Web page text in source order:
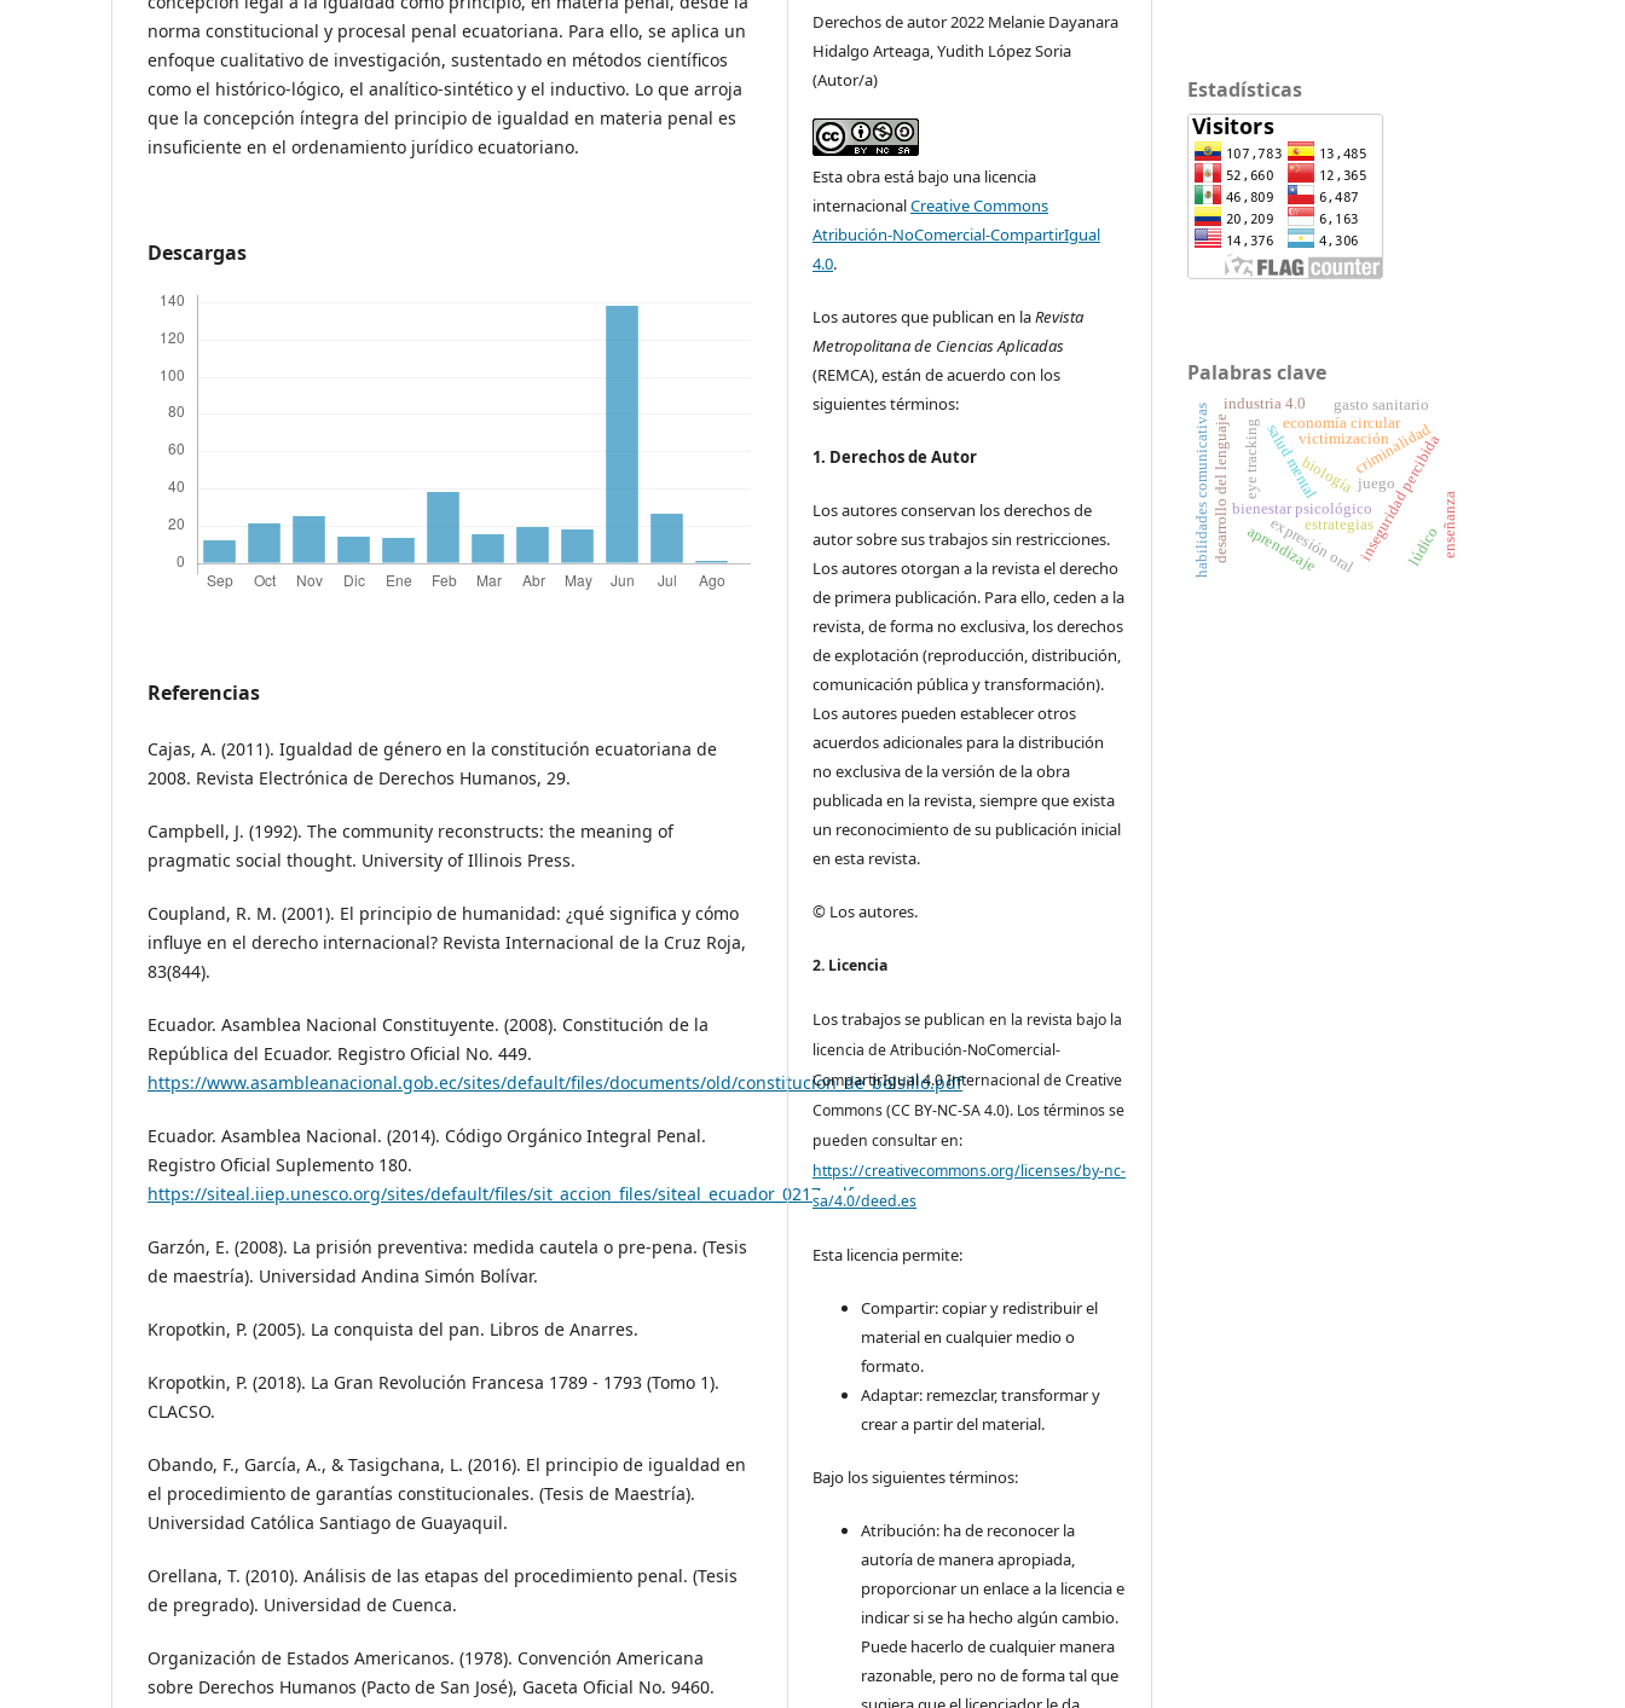
norma constitucional y procesal penal ecuatoriana. Para ello, se aplica un
enfoque cualitativo de investigación, sustentado en métodos científicos
como el histórico-lógico, el analítico-sintético y el inductivo. Lo que arroja
que la concepción íntegra del principio de igualdad en materia penal es
insuficiente en el ordenamiento jurídico ecuatoriano.
Descargas
Referencias
Cajas, A. (2011). Igualdad de género en la constitución ecuatoriana de
2008. Revista Electrónica de Derechos Humanos, 29.
Campbell, J. (1992). The community reconstructs: the meaning of
pragmatic social thought. University of Illinois Press.
Coupland, R. M. (2001). El principio de humanidad: ¿qué significa y cómo
influye en el derecho internacional? Revista Internacional de la Cruz Roja,
83(844).
Ecuador. Asamblea Nacional Constituyente. (2008). Constitución de la
República del Ecuador. Registro Oficial No. 449.
https://www.asambleanacional.gob.ec/sites/default/files/documents/old/constitucion_de_bolsillo.pdf
Ecuador. Asamblea Nacional. (2014). Código Orgánico Integral Penal.
Registro Oficial Suplemento 180.
https://siteal.iiep.unesco.org/sites/default/files/sit_accion_files/siteal_ecuador_0217.pdf
Garzón, E. (2008). La prisión preventiva: medida cautela o pre-pena. (Tesis
de maestría). Universidad Andina Simón Bolívar.
Kropotkin, P. (2005). La conquista del pan. Libros de Anarres.
Kropotkin, P. (2018). La Gran Revolución Francesa 1789 - 1793 (Tomo 1).
CLACSO.
Obando, F., García, A., & Tasigchana, L. (2016). El principio de igualdad en
el procedimiento de garantías constitucionales. (Tesis de Maestría).
Universidad Católica Santiago de Guayaquil.
Orellana, T. (2010). Análisis de las etapas del procedimiento penal. (Tesis
de pregrado). Universidad de Cuenca.
Organización de Estados Americanos. (1978). Convención Americana
sobre Derechos Humanos (Pacto de San José), Gaceta Oficial No. 9460.
Derechos de autor 2022 Melanie Dayanara
Hidalgo Arteaga, Yudith López Soria
(Autor/a)
Esta obra está bajo una licencia
internacionalCreative Commons
Atribución-NoComercial-CompartirIgual
4.0.
Los autores que publican en laRevista
Metropolitana de Ciencias Aplicadas
(REMCA), están de acuerdo con los
siguientes términos:
1. Derechos de Autor
Los autores conservan los derechos de
autor sobre sus trabajos sin restricciones.
Los autores otorgan a la revista el derecho
de primera publicación. Para ello, ceden a la
revista, de forma no exclusiva, los derechos
de explotación (reproducción, distribución,
comunicación pública y transformación).
Los autores pueden establecer otros
acuerdos adicionales para la distribución
no exclusiva de la versión de la obra
publicada en la revista, siempre que exista
un reconocimiento de su publicación inicial
en esta revista.
© Los autores.
2. Licencia
Los trabajos se publican en la revista bajo la
licencia de Atribución-NoComercial-
CompartirIgual 4.0 Internacional de Creative
Commons (CC BY-NC-SA 4.0). Los términos se
pueden consultar en:
https://creativecommons.org/licenses/by-nc-
sa/4.0/deed.es
Esta licencia permite:
Compartir: copiar y redistribuir el
material en cualquier medio o
formato.
Adaptar: remezclar, transformar y
crear a partir del material.
Bajo los siguientes términos:
Atribución: ha de reconocer la
autoría de manera apropiada,
proporcionar un enlace a la licencia e
indicar si se ha hecho algún cambio.
Puede hacerlo de cualquier manera
razonable, pero no de forma tal que
Estadísticas
Palabras clave
criminalidad
salud mentalvictimizacióninseguridad percibida
bienestar psicológico
desarrollo del lenguaje
habilidades comunicativas expresión oral
eye tracking biología juego
aprendizajeestrategias lúdicoenseñanza
economía circular
industria 4.0 gasto sanitario